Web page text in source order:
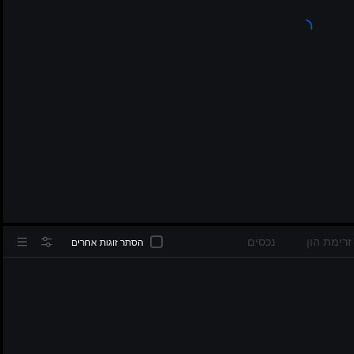
זרימת הון נכסים הסתר זוגות אחרים